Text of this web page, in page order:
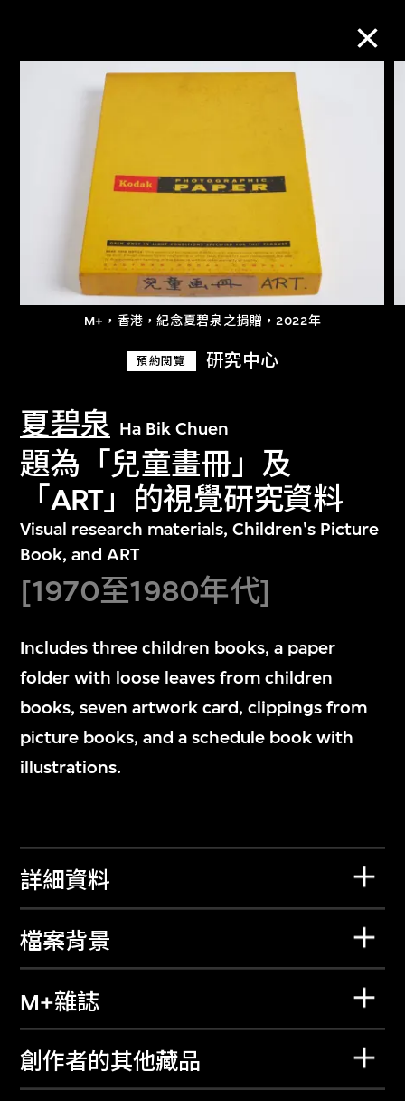
M+，香港，紀念夏碧泉之捐贈，2022年
預約閱覽 研究中心
夏碧泉 Ha Bik Chuen
題為「兒童畫冊」及
「ART」的視覺研究資料
Visual research materials, Children's Picture
Book, and ART
[1970至1980年代]
Includes three children books, a paper
folder with loose leaves from children
books, seven artwork card, clippings from
picture books, and a schedule book with
illustrations.
詳細資料
檔案背景
M+雜誌
創作者的其他藏品
M+藏品
進一步篩選
關於M+藏品
文化藏品。